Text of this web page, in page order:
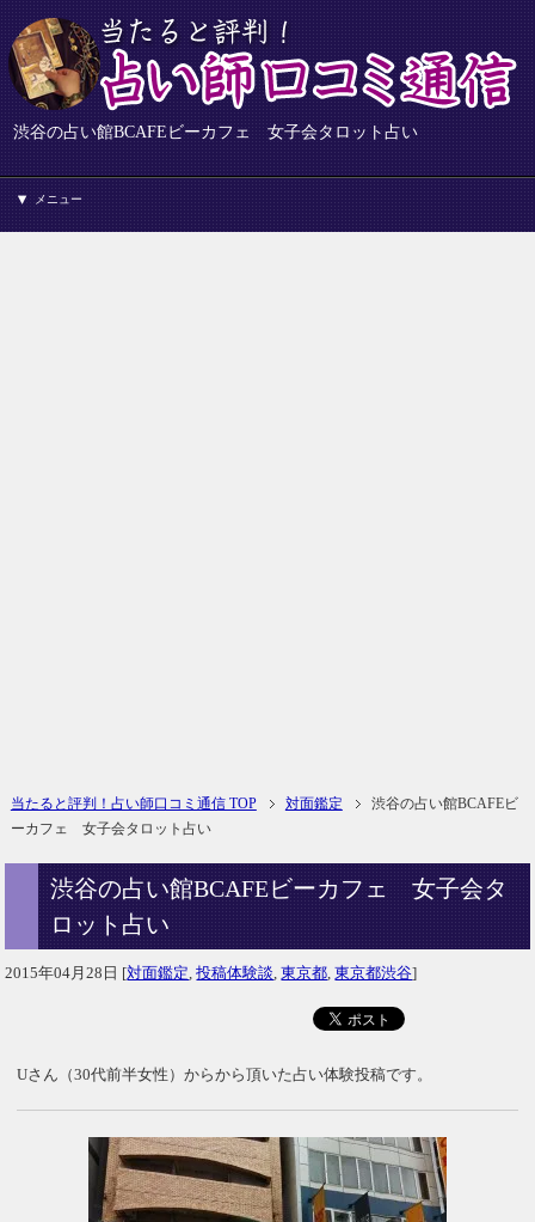
渋谷の占い館BCAFEビーカフェ 女子会タロット占い
メニュー
当たると評判！占い師口コミ通信 TOP 対面鑑定
渋谷の占い館BCAFEビ
ーカフェ 女子会タロット占い
渋谷の占い館BCAFEビーカフェ 女子会タ
ロット占い
2015年04月28日 [対面鑑定 ,投稿体験談 ,東京都 ,東京都渋谷]
Uさん（30代前半女性）からから頂いた占い体験投稿です。